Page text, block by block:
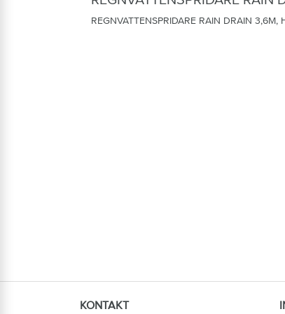
REGNVATTENSPRIDARE RAIN DRAIN 3,6M,
KONTAKT